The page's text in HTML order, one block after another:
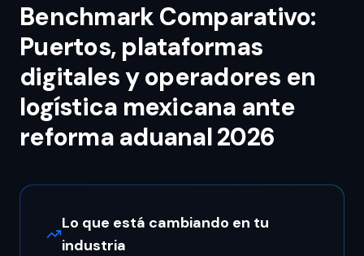
Benchmark Comparativo:
Puertos, plataformas
digitales y operadores en
logística mexicana ante
reforma aduanal 2026
Lo que está cambiando en tu
industria